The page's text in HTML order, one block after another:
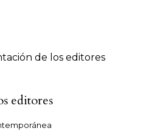
de los editores
editores